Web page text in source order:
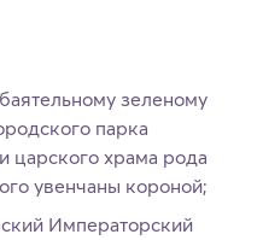
зеленому
парка
царского храма рода
увенчаны короной;
Императорский